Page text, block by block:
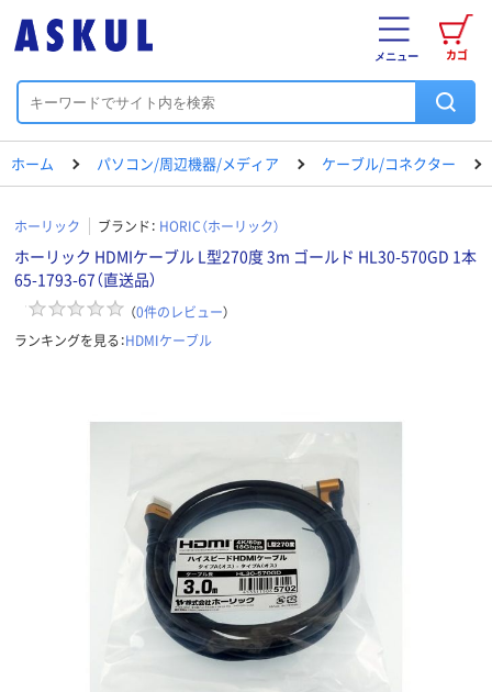
カゴ
メニュー
ホーム パソコン/周辺機器/メディア ケーブル/コネクター
ホーリック ブランド： HORIC（ホーリック）
ホーリック HDMIケーブル L型270度 3m ゴールド HL30-570GD 1本
65-1793-67（直送品）
（0件のレビュー）
ランキングを見る：HDMIケーブル